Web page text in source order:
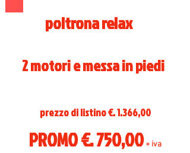
poltrona relax
2 motori e messa in piedi
PROMO €. 750,00+ iva
prezzo di listino €. 1.366,00